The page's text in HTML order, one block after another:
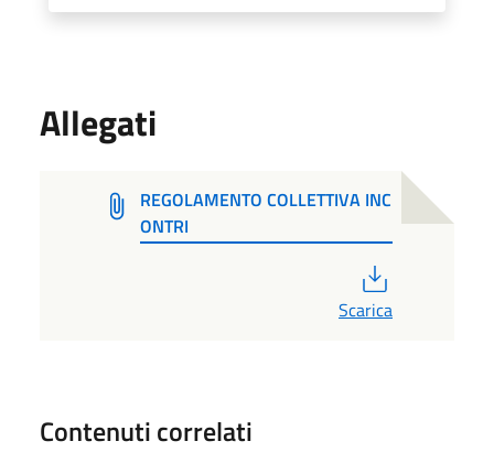
Allegati
REGOLAMENTO COLLETTIVA INC
ONTRI
Scarica
Contenuti correlati